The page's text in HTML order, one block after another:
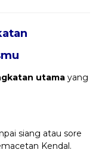
utama yang
siang atau sore
Kendal.